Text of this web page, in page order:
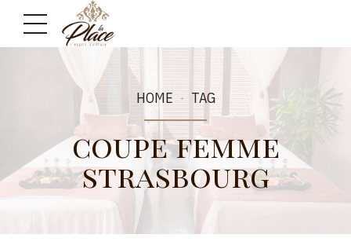
HOME TAG
coupe femme
strasbourg